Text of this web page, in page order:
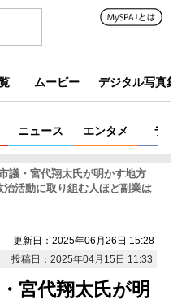
ムービー デジタル写真集
ニュース エンタメ ライフ
議・宮代翔太氏が明かす地方
活動に取り組む人ほど副業は
更新日：2025年06月26日 15:28
投稿日：2025年04月15日 11:33
宮代翔太氏が明